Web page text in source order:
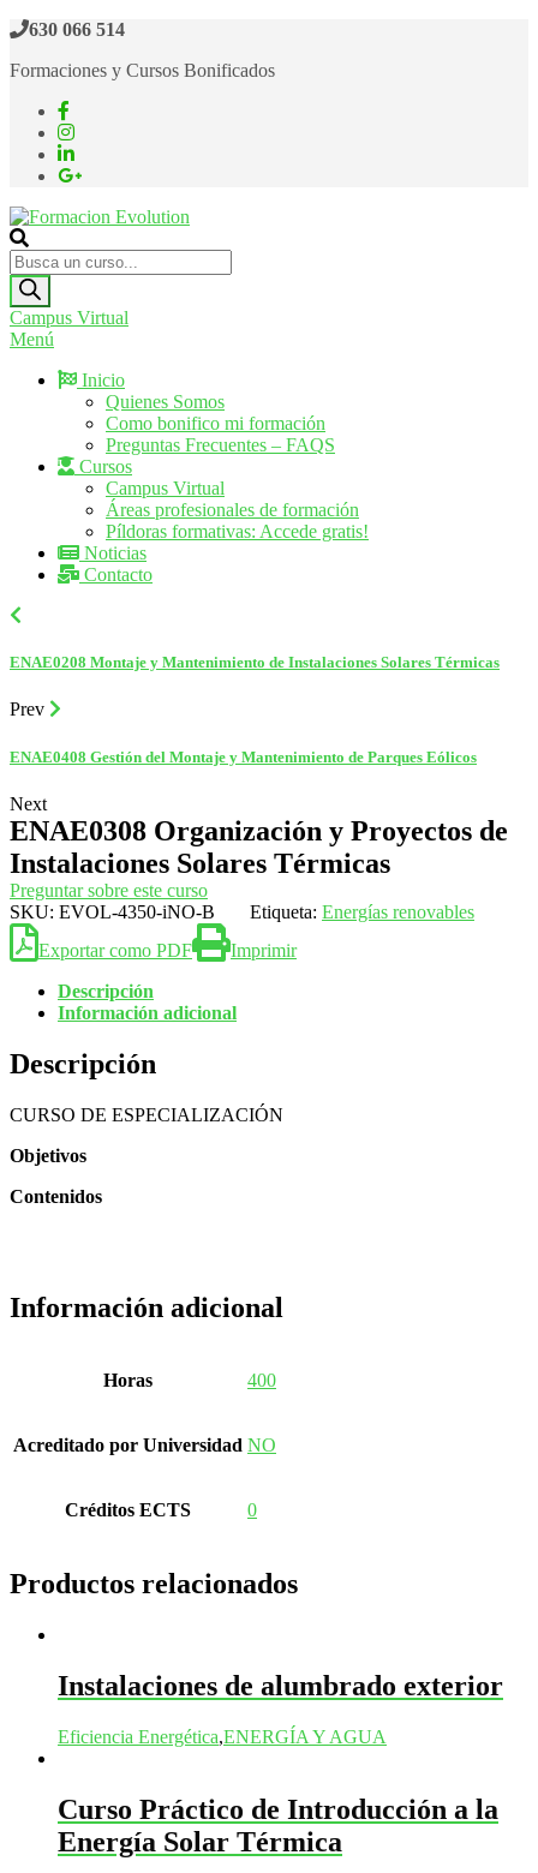
Saltar
contenido
630 066 514
Formaciones y Cursos Bonificados
Formacion Evolution
Cursos de formación continua
Búsqueda
de
productos
Campus Virtual
Menú
Inicio
Quienes Somos
Como bonifico mi formación
Preguntas Frecuentes – FAQS
Cursos
Campus Virtual
Áreas profesionales de formación
Píldoras formativas: Accede gratis!
Noticias
Contacto
ENAE0208 Montaje y Mantenimiento de Instalaciones Solares Térmicas
Prev
ENAE0408 Gestión del Montaje y Mantenimiento de Parques Eólicos
Next
ENAE0308 Organización y Proyectos de
Instalaciones Solares Térmicas
Preguntar sobre este curso
SKU: EVOL-4350-iNO-B Etiqueta: Energías renovables
Exportar como PDF
Imprimir
Descripción
Información adicional
Descripción
CURSO DE ESPECIALIZACIÓN
Objetivos
Contenidos
Información adicional
Horas 400
Acreditado por Universidad NO
Créditos ECTS 0
Productos relacionados
Instalaciones de alumbrado exterior
Eficiencia Energética,ENERGÍA Y AGUA
Curso Práctico de Introducción a la
Energía Solar Térmica